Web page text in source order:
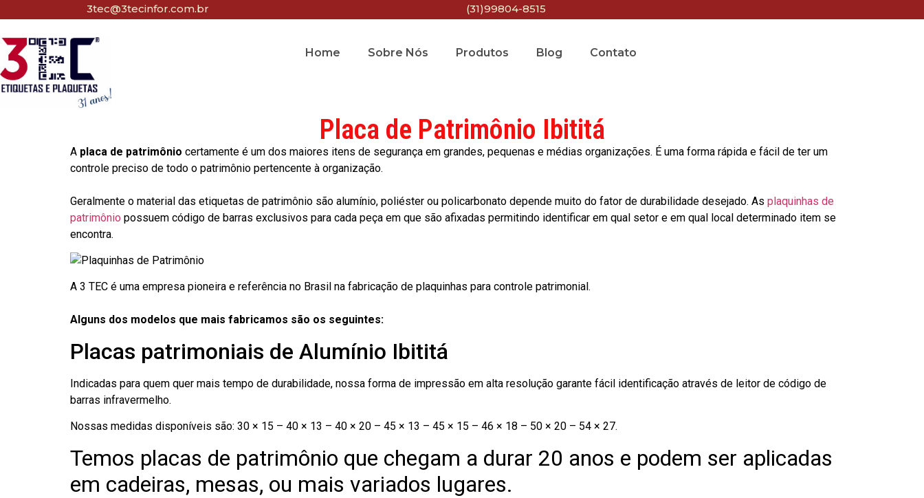
3tec@3tecinfor.com.br (31)99804-8515
Home Sobre Nós Produtos Blog Contato
Placa de Patrimônio Ibititá
A placa de patrimônio certamente é um dos maiores itens de segurança em grandes, pequenas e médias organizações. É uma forma rápida e fácil de ter um
controle preciso de todo o patrimônio pertencente à organização.
Geralmente o material das etiquetas de patrimônio são alumínio, poliéster ou policarbonato depende muito do fator de durabilidade desejado. As plaquinhas de
patrimônio possuem código de barras exclusivos para cada peça em que são afixadas permitindo identificar em qual setor e em qual local determinado item se
encontra.
A 3 TEC é uma empresa pioneira e referência no Brasil na fabricação de plaquinhas para controle patrimonial.
Alguns dos modelos que mais fabricamos são os seguintes:
Placas patrimoniais de Alumínio Ibititá
Indicadas para quem quer mais tempo de durabilidade, nossa forma de impressão em alta resolução garante fácil identificação através de leitor de código de
barras infravermelho.
Nossas medidas disponíveis são: 30 × 15 – 40 × 13 – 40 × 20 – 45 × 13 – 45 × 15 – 46 × 18 – 50 × 20 – 54 × 27.
Temos placas de patrimônio que chegam a durar 20 anos e podem ser aplicadas
em cadeiras, mesas, ou mais variados lugares.